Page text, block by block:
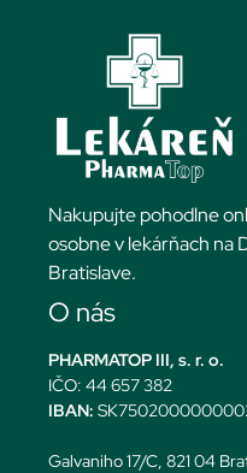
Nakupujte pohodlne
osobne v lekárňach na
Bratislave.
O nás
PHARMATOP III, s. r. o.
IČO: 44 657 382
IBAN:
Galvaniho 17/C, 821 04